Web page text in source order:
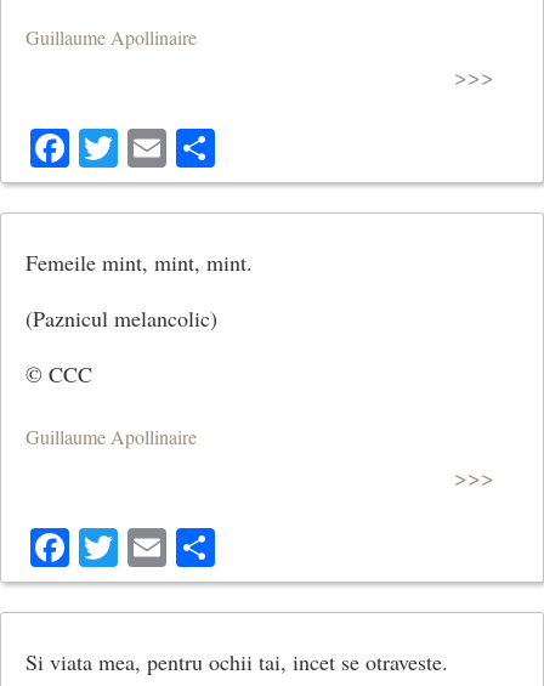
Guillaume Apollinaire
>>>
Facebook
Twitter
Email
Femeile mint, mint, mint.
(Paznicul melancolic)
© CCC
Guillaume Apollinaire
>>>
Facebook
Twitter
Email
Si viata mea, pentru ochii tai, incet se otraveste.